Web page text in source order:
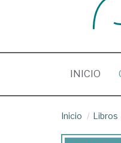
INICIO
Inicio Libros